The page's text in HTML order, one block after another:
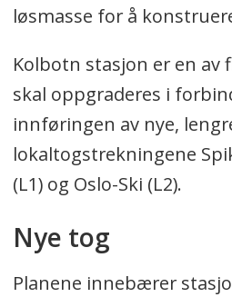
løsmasse for å
Kolbotn stasjon er en av
skal oppgraderes i
innføringen av nye,
lokaltogstrekningene
(L1) og Oslo-Ski (L2).
Nye tog
Planene innebærer